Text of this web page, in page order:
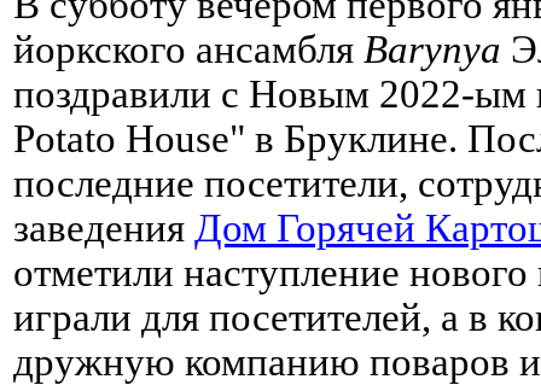
йоркского ансамбля Barynya
поздравили с Новым 2022-ым
Potato House" в Бруклине.
последние посетители,
заведения Дом Горячей
отметили наступление
играли для посетителей, а в
дружную компанию поваров